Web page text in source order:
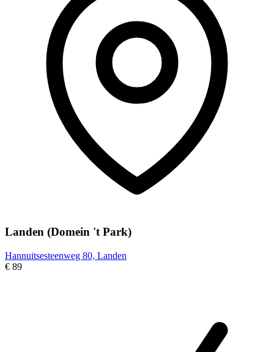
Landen (Domein 't Park)
Hannuitsesteenweg 80, Landen
€ 89